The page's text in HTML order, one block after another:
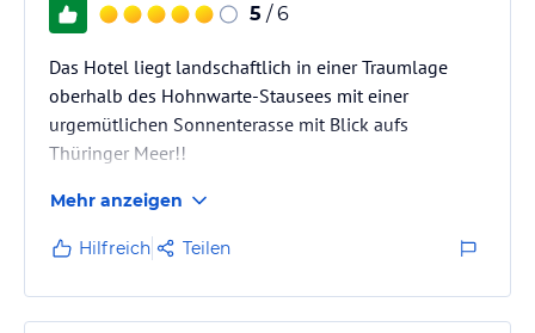
5 / 6
Das Hotel liegt landschaftlich in einer Traumlage
oberhalb des Hohnwarte-Stausees mit einer
urgemütlichen Sonnenterasse mit Blick aufs
Thüringer Meer!!
Mehr anzeigen
Hilfreich Teilen